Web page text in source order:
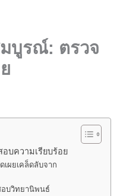
บูรณ์: ตรวจ
บความเรียบร้อย
ผยเคล็ดลับจาก
บวิทยานิพนธ์